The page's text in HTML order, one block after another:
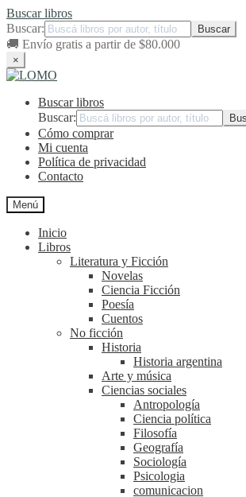
Buscar libros
Buscar:
🚚 Envío gratis a partir de $80.000
×
Ir
navegación
Ir
contenidoBuscar libros
Buscar:
Cómo comprar
Mi cuenta
Política de privacidad
Contacto
Menú
Inicio
Libros
Literatura y Ficción
Novelas
Ciencia Ficción
Poesía
Cuentos
No ficción
Historia
Historia argentina
Arte y música
Ciencias sociales
Antropología
Ciencia política
Filosofía
Geografía
Sociología
Psicologia
comunicacion